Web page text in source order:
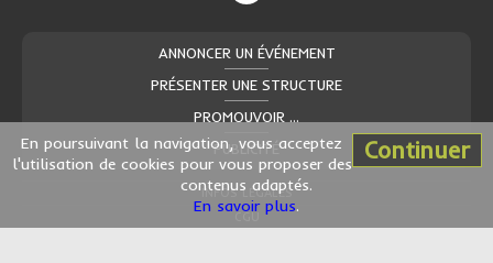
ANNONCER UN ÉVÉNEMENT
PRÉSENTER UNE STRUCTURE
PROMOUVOIR ...
PUBLICITÉ
INFOS LÉGALES
Continuer
En poursuivant la navigation, vous acceptez
l'utilisation de cookies pour vous proposer des
contenus adaptés.
En savoir plus.